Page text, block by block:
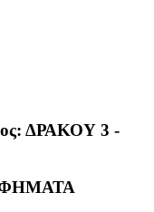
ΔΡΑΚΟΥ 3 -